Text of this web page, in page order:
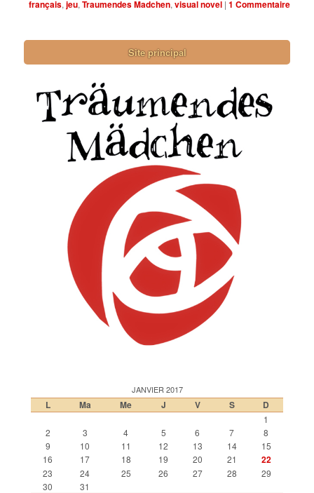
français, jeu, Traumendes Madchen, visual novel | 1 Commentaire
Site principal
JANVIER 2017
L Ma Me J V S D
1
2
3 4 5 6 7
8
9
10 11 12 13 14
15
16
17 18 19 20 21 22
23 24 25 26 27 28
29
30
31